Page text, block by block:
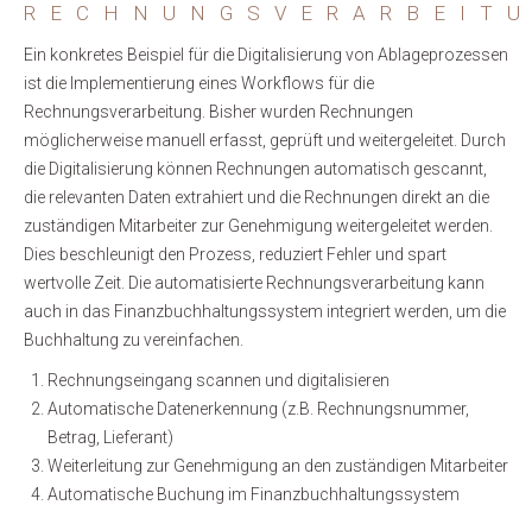
Ein konkretes Beispiel für die Digitalisierung von Ablageprozessen
ist die Implementierung eines Workflows für die
Rechnungsverarbeitung. Bisher wurden Rechnungen
möglicherweise manuell erfasst, geprüft und weitergeleitet. Durch
die Digitalisierung können Rechnungen automatisch gescannt,
die relevanten Daten extrahiert und die Rechnungen direkt an die
zuständigen Mitarbeiter zur Genehmigung weitergeleitet werden.
Dies beschleunigt den Prozess, reduziert Fehler und spart
wertvolle Zeit. Die automatisierte Rechnungsverarbeitung kann
auch in das Finanzbuchhaltungssystem integriert werden, um die
Buchhaltung zu vereinfachen.
Rechnungseingang scannen und digitalisieren
Automatische Datenerkennung (z.B. Rechnungsnummer,
Betrag, Lieferant)
Weiterleitung zur Genehmigung an den zuständigen Mitarbeiter
Automatische Buchung im Finanzbuchhaltungssystem